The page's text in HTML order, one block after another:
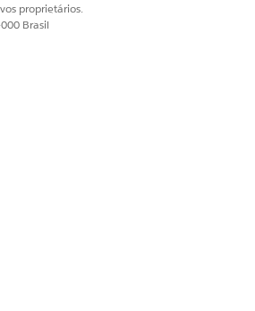
proprietários.
Brasil